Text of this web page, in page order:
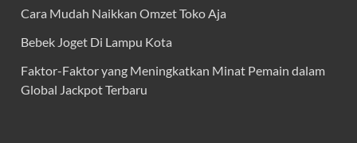
Cara Mudah Naikkan Omzet Toko Aja
Bebek Joget Di Lampu Kota
Faktor-Faktor yang Meningkatkan Minat Pemain dalam
Global Jackpot Terbaru